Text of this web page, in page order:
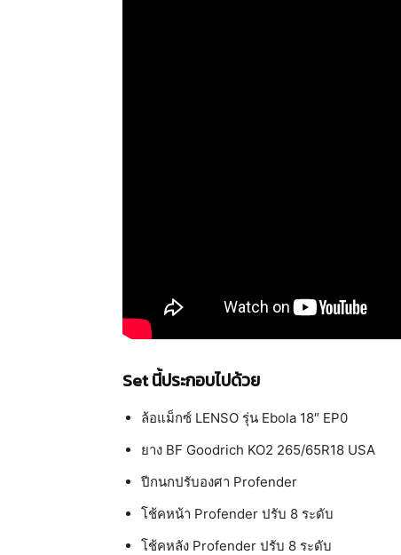
Set นี้ประกอบไปด้วย
ล้อแม็กซ์ LENSO รุ่น Ebola 18″ EP0
ยาง BF Goodrich KO2 265/65R18 USA
ปีกนกปรับองศา Profender
โช้คหน้า Profender ปรับ 8 ระดับ
โช้คหลัง Profender ปรับ 8 ระดับ